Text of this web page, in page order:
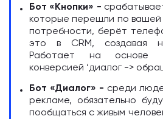
Бот «Кнопки» -
которые перешли по вашей
потребности, берёт
это в CRM, создавая
Работает на основе
конверсией ‘диалог ->
Бот «Диалог» - среди
рекламе, обязательно
пообщаться с живым